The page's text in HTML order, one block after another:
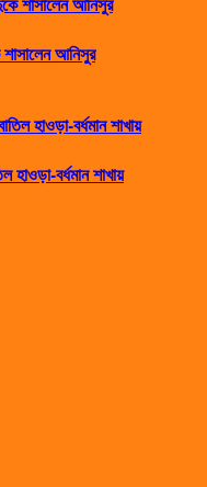
আনিসুর
হাওড়া-বর্ধমান শাখায়